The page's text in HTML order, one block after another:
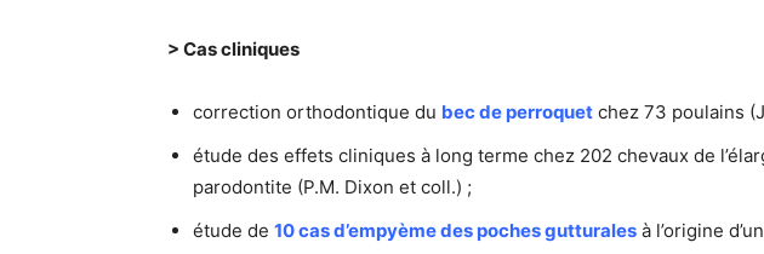
> Cas cliniques
correction orthodontique du bec de perroquet chez 73 poulains
étude des effets cliniques à long terme chez 202 chevaux de
parodontite (P.M. Dixon et coll.) ;
étude de 10 cas d’empyème des poches gutturales à l’origine